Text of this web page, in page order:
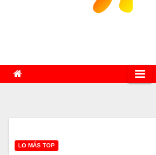
LO MÁS TOP